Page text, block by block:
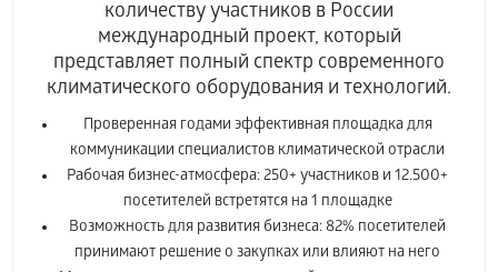
количеству участников в России
международный проект, который
представляет полный спектр современного
климатического оборудования и технологий.
Проверенная годами эффективная площадка для
коммуникации специалистов климатической отрасли
Рабочая бизнес-атмосфера: 250+ участников и 12.500+
посетителей встретятся на 1 площадке
Возможность для развития бизнеса: 82% посетителей
принимают решение о закупках или влияют на него